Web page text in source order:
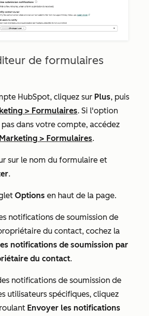
de formulaires
HubSpot, cliquez sur Plus, puis
> Formulaires. Si l'option
dans votre compte, accédez
Marketing > Formulaires.
sur le nom du formulaire et
.
Options en haut de la page.
notifications de soumission de
du contact, cochez la
notifications de soumission par
du contact.
notifications de soumission de
utilisateurs spécifiques, cliquez
Envoyer les notifications